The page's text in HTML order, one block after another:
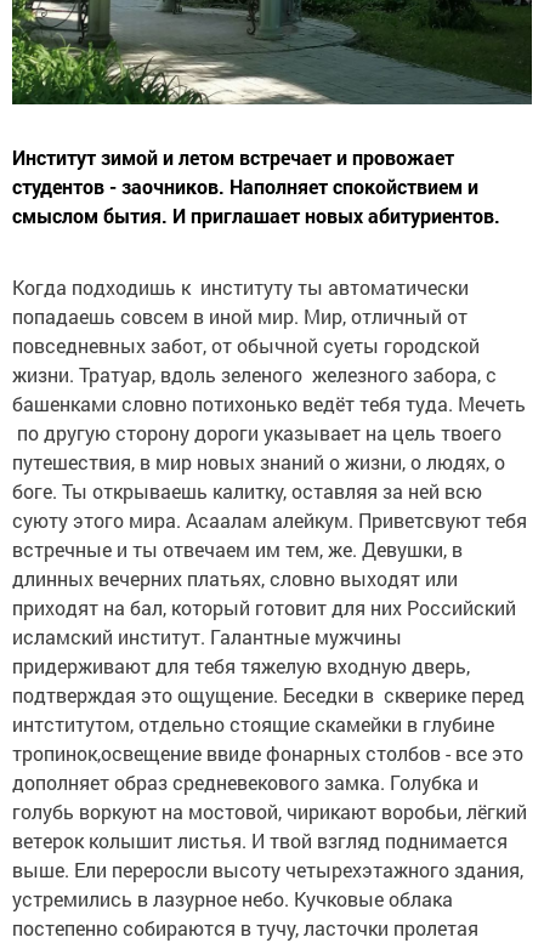
Институт зимой и летом встречает и провожает
студентов - заочников. Наполняет спокойствием и
смыслом бытия. И приглашает новых абитуриентов.
Когда подходишь к институту ты автоматически
попадаешь совсем в иной мир. Мир, отличный от
повседневных забот, от обычной суеты городской
жизни. Тратуар, вдоль зеленого железного забора, с
башенками словно потихонько ведёт тебя туда. Мечеть
по другую сторону дороги указывает на цель твоего
путешествия, в мир новых знаний о жизни, о людях, о
боге. Ты открываешь калитку, оставляя за ней всю
суюту этого мира. Асаалам алейкум. Приветсвуют тебя
встречные и ты отвечаем им тем, же. Девушки, в
длинных вечерних платьях, словно выходят или
приходят на бал, который готовит для них Российский
исламский институт. Галантные мужчины
придерживают для тебя тяжелую входную дверь,
подтверждая это ощущение. Беседки в скверике перед
интститутом, отдельно стоящие скамейки в глубине
тропинок,освещение ввиде фонарных столбов - все это
дополняет образ средневекового замка. Голубка и
голубь воркуют на мостовой, чирикают воробьи, лёгкий
ветерок колышит листья. И твой взгляд поднимается
выше. Ели переросли высоту четырехэтажного здания,
устремились в лазурное небо. Кучковые облака
постепенно собираются в тучу, ласточки пролетая